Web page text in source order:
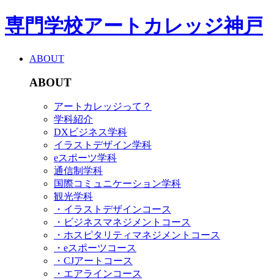
専門学校アートカレッジ神戸
ABOUT
ABOUT
アートカレッジって？
学科紹介
DXビジネス学科
イラストデザイン学科
eスポーツ学科
通信制学科
国際コミュニケーション学科
観光学科
・イラストデザインコース
・ビジネスマネジメントコース
・ホスピタリティマネジメントコース
・eスポーツコース
・CJアートコース
・エアラインコース